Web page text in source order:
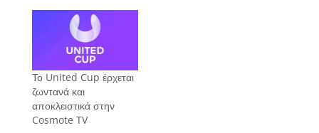
Το United Cup έρχεται
ζωντανά και
αποκλειστικά στην
Cosmote TV